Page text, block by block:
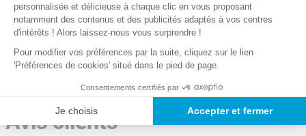
Enroulement facilité pour un encombrement
moindre
Lire la suite
500 microns d'épaisseur
Bloque l'évaporation à plus de 99%
Bâche dotée d'une protection anti-UV : durée
Bâchette de protection incluse
Garantie(s)
Notre satisfaction, la votre
Avis clients
personnalisée et délicieuse à chaque clic en vous proposant
notamment des contenus et des publicités adaptés à vos centres
d'intérêts ! Alors laissez-nous vous surprendre !
Pour modifier vos préférences par la suite, cliquez sur le lien
'Préférences de cookies' situé dans le pied de page.
Consentements certifiés par
Je choisis Accepter et fermer